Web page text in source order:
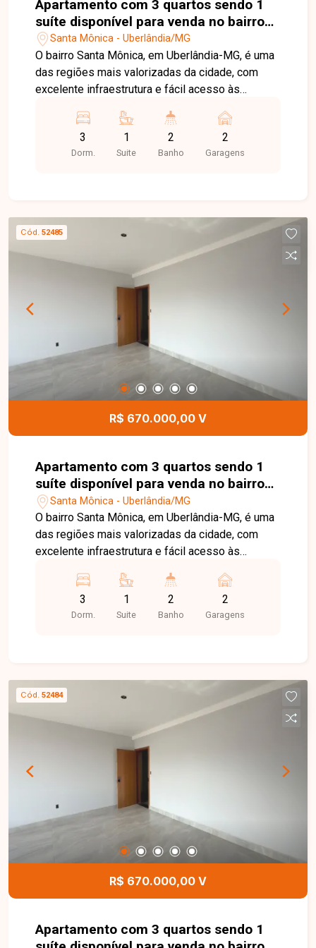
Apartamento com 3 quartos sendo 1
suíte disponível para venda no bairro
Santa Mônica em Uberlândia-MG
Santa Mônica - Uberlândia/MG
O bairro Santa Mônica, em Uberlândia-MG, é uma
das regiões mais valorizadas da cidade, com
excelente infraestrutura e fácil acesso às
universidades, supermercados, escolas,
farmácias, restaurantes e diversos serviços,
proporcionando praticidade e qualidade de vida.
garagem em gaveta. O imóvel oferece ambientes
amplos e bem distribuídos, ideal para quem
busca conforto e funcionalidade em uma
excelente localização. Entre em contato para
mais informações e agende uma visita para
conhecer este excelente apartamento.
3
Dorm.
1
Suite
2
Banho
2
Garagens
Cód. 52485
R$ 670.000,00 V
Apartamento com 3 quartos sendo 1
suíte disponível para venda no bairro
Santa Mônica em Uberlândia-MG
Santa Mônica - Uberlândia/MG
O bairro Santa Mônica, em Uberlândia-MG, é uma
das regiões mais valorizadas da cidade, com
excelente infraestrutura e fácil acesso às
universidades, supermercados, escolas,
farmácias, restaurantes e diversos serviços,
proporcionando praticidade e qualidade de vida.
garagem em gaveta. O imóvel oferece ambientes
amplos e bem distribuídos, ideal para quem
busca conforto e funcionalidade em uma
excelente localização. Entre em contato para
mais informações e agende uma visita para
conhecer este excelente apartamento.
3
Dorm.
1
Suite
2
Banho
2
Garagens
Cód. 52484
R$ 670.000,00 V
Apartamento com 3 quartos sendo 1